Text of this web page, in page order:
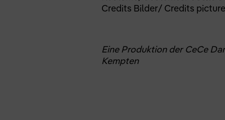
Credits Bilder/ Credits
Eine Produktion der CeCe
Kempten